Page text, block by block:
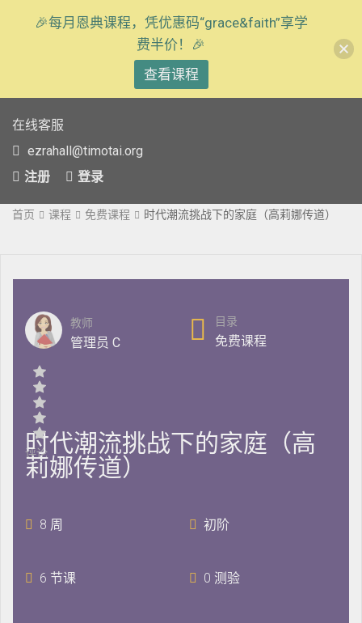
在线客服
ezrahall@timotai.org
注册
登录
首页 课程 免费课程 时代潮流挑战下的家庭（高莉娜传道）
教师
管理员 C
目录
免费课程
评论
时代潮流挑战下的家庭（高
莉娜传道）
8 周 初阶
6 节课 0 测验
🎉每月恩典课程，凭优惠码“grace&faith”享学
费半价！🎉
查看课程